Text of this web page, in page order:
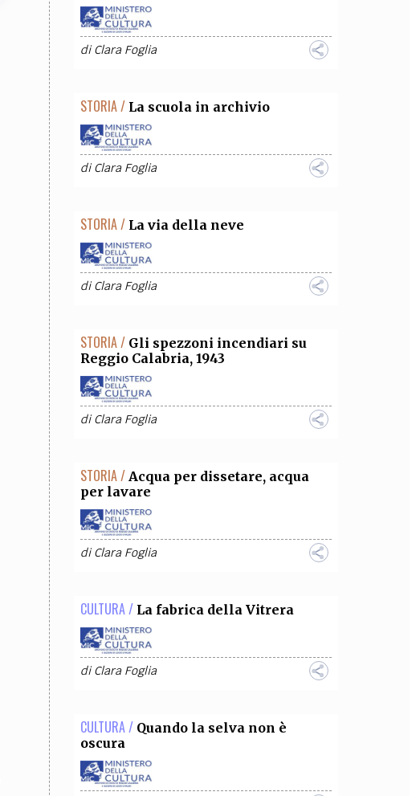
diClara Foglia
STORIA / La scuola in archivio
diClara Foglia
STORIA / La via della neve
diClara Foglia
STORIA / Gli spezzoni incendiari su
Reggio Calabria, 1943
diClara Foglia
STORIA / Acqua per dissetare, acqua
per lavare
diClara Foglia
CULTURA / La fabrica della Vitrera
diClara Foglia
CULTURA / Quando la selva non è
oscura